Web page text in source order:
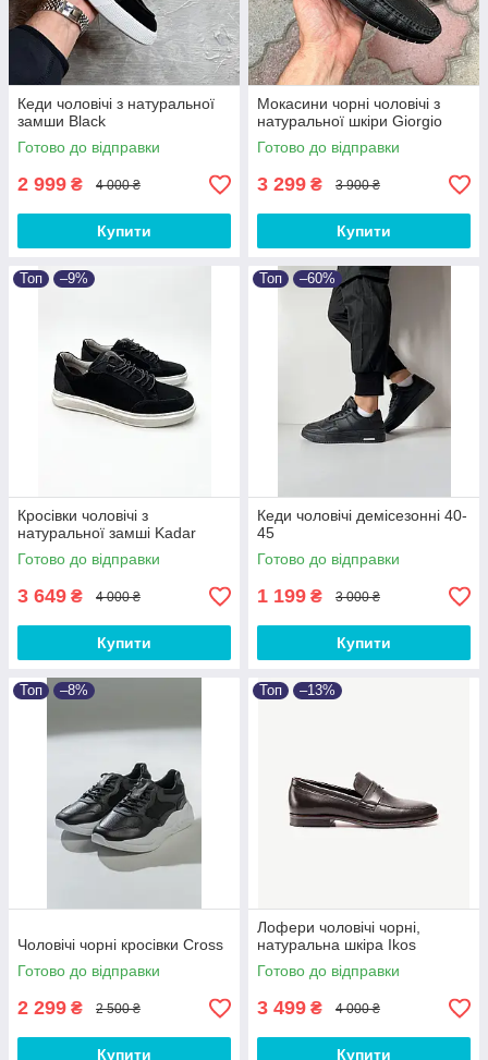
Кеди чоловічі з натуральної
замши Black
Готово до відправки
2 999 ₴ 4 000 ₴
Купити
Мокасини чорні чоловічі з
натуральної шкіри Giorgio
Готово до відправки
3 299 ₴ 3 900 ₴
Купити
Топ –9%
Кросівки чоловічі з
натуральної замші Kadar
Готово до відправки
3 649 ₴ 4 000 ₴
Купити
Топ –60%
Кеди чоловічі демісезонні 40-
45
Готово до відправки
1 199 ₴ 3 000 ₴
Купити
Топ –8%
Чоловічі чорні кросівки Cross
Готово до відправки
2 299 ₴ 2 500 ₴
Купити
Топ –13%
Лофери чоловічі чорні,
натуральна шкіра Ikos
Готово до відправки
3 499 ₴ 4 000 ₴
Купити